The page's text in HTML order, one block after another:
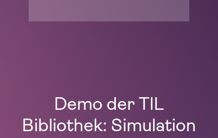
Demo der TIL
Bibliothek: Simulation